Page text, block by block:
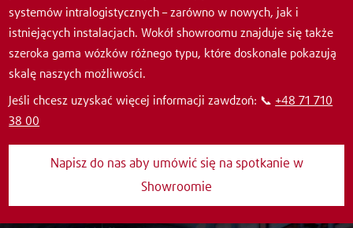
systemów intralogistycznych – zarówno w nowych, jak i
istniejących instalacjach. Wokół showroomu znajduje się także
szeroka gama wózków różnego typu, które doskonale pokazują
skalę naszych możliwości.
Jeśli chcesz uzyskać więcej informacji zawdzoń: 📞 +48 71 710
38 00
Napisz do nas aby umówić się na spotkanie w
Showroomie